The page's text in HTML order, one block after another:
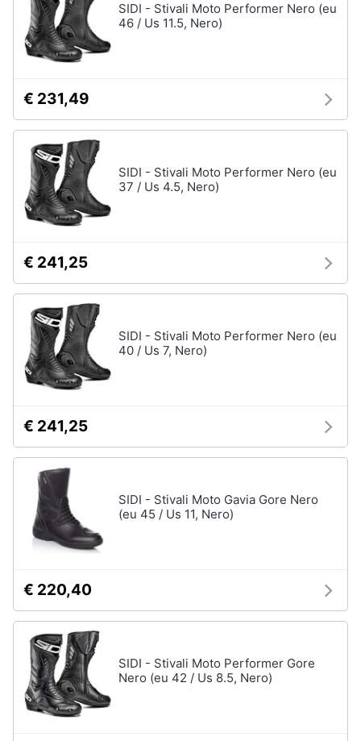
SIDI - Stivali Moto Performer Nero (eu
46 / Us 11.5, Nero)
€ 231,49
SIDI - Stivali Moto Performer Nero (eu
37 / Us 4.5, Nero)
€ 241,25
SIDI - Stivali Moto Performer Nero (eu
40 / Us 7, Nero)
€ 241,25
SIDI - Stivali Moto Gavia Gore Nero
(eu 45 / Us 11, Nero)
€ 220,40
SIDI - Stivali Moto Performer Gore
Nero (eu 42 / Us 8.5, Nero)